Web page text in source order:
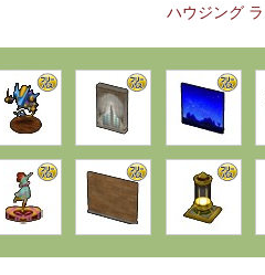
ハウジング